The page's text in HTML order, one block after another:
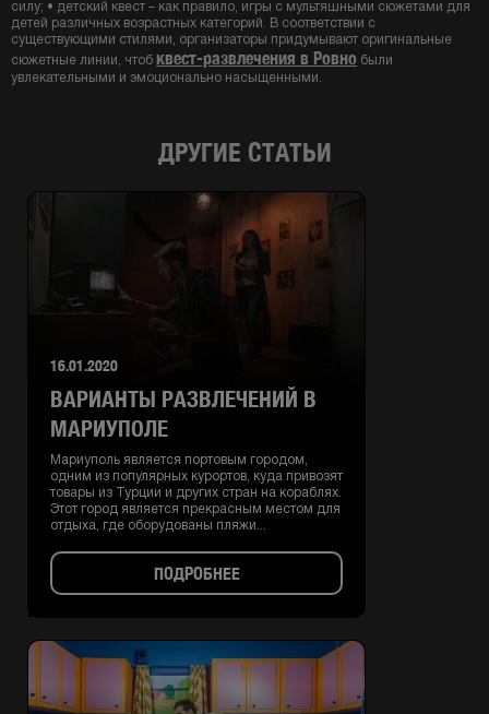
силу; • детский квест – как правило, игры с мультяшными сюжетами для
детей различных возрастных категорий. В соответствии с
существующими стилями, организаторы придумывают оригинальные
сюжетные линии, чтоб квест-развлечения в Ровно были
увлекательными и эмоционально насыщенными.
ДРУГИЕ СТАТЬИ
ВАРИАНТЫ РАЗВЛЕЧЕНИЙ В
МАРИУПОЛЕ
Мариуполь является портовым городом,
одним из популярных курортов, куда привозят
товары из Турции и других стран на кораблях.
Этот город является прекрасным местом для
отдыха, где оборудованы пляжи...
16.01.2020
ПОДРОБНЕЕ